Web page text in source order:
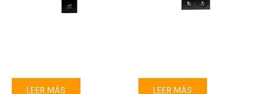
LEER MÁS LEER MÁS